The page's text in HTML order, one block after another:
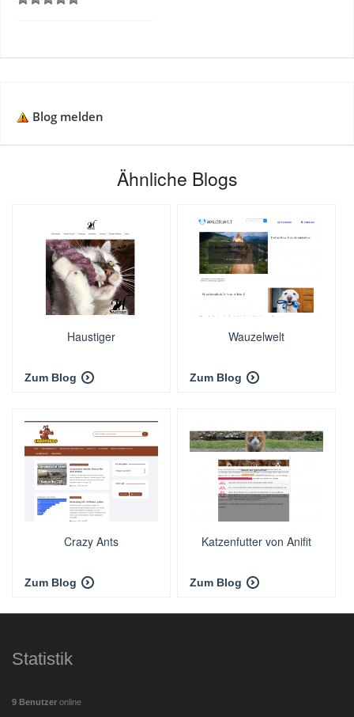
Blog melden
Ähnliche Blogs
Haustiger
Zum Blog
Wauzelwelt
Zum Blog
Crazy Ants
Zum Blog
Katzenfutter von Anifit
Zum Blog
Statistik
9 Benutzer online